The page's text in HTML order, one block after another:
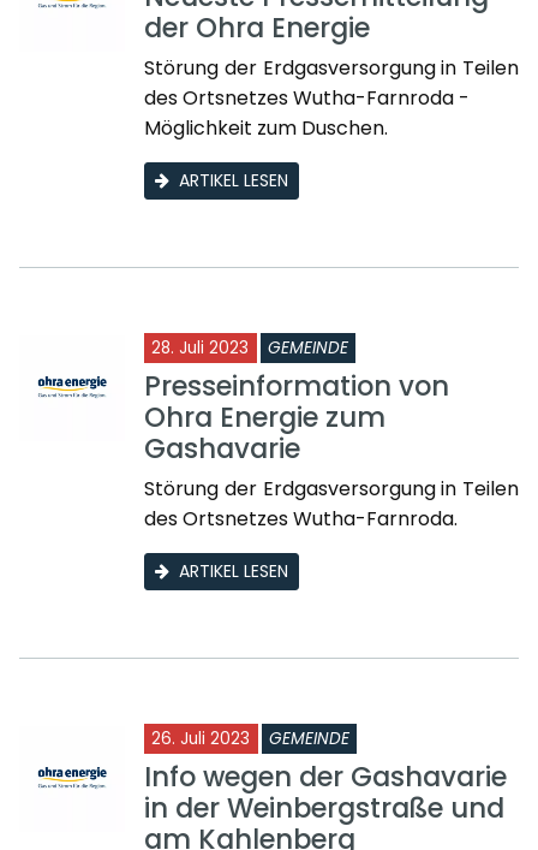
der Ohra Energie
Störung der Erdgasversorgung in Teilen
des Ortsnetzes Wutha-Farnroda -
Möglichkeit zum Duschen.
ARTIKEL LESEN
28. Juli 2023 GEMEINDE
Presseinformation von
Ohra Energie zum
Gashavarie
Störung der Erdgasversorgung in Teilen
des Ortsnetzes Wutha-Farnroda.
ARTIKEL LESEN
26. Juli 2023 GEMEINDE
Info wegen der Gashavarie
in der Weinbergstraße und
am Kahlenberg